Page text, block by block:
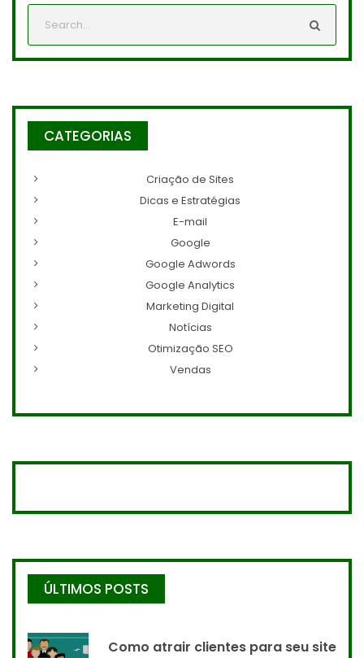
CATEGORIAS
Criação de Sites
Dicas e Estratégias
E-mail
Google
Google Adwords
Google Analytics
Marketing Digital
Notícias
Otimização SEO
Vendas
ÚLTIMOS POSTS
Como atrair clientes para seu site